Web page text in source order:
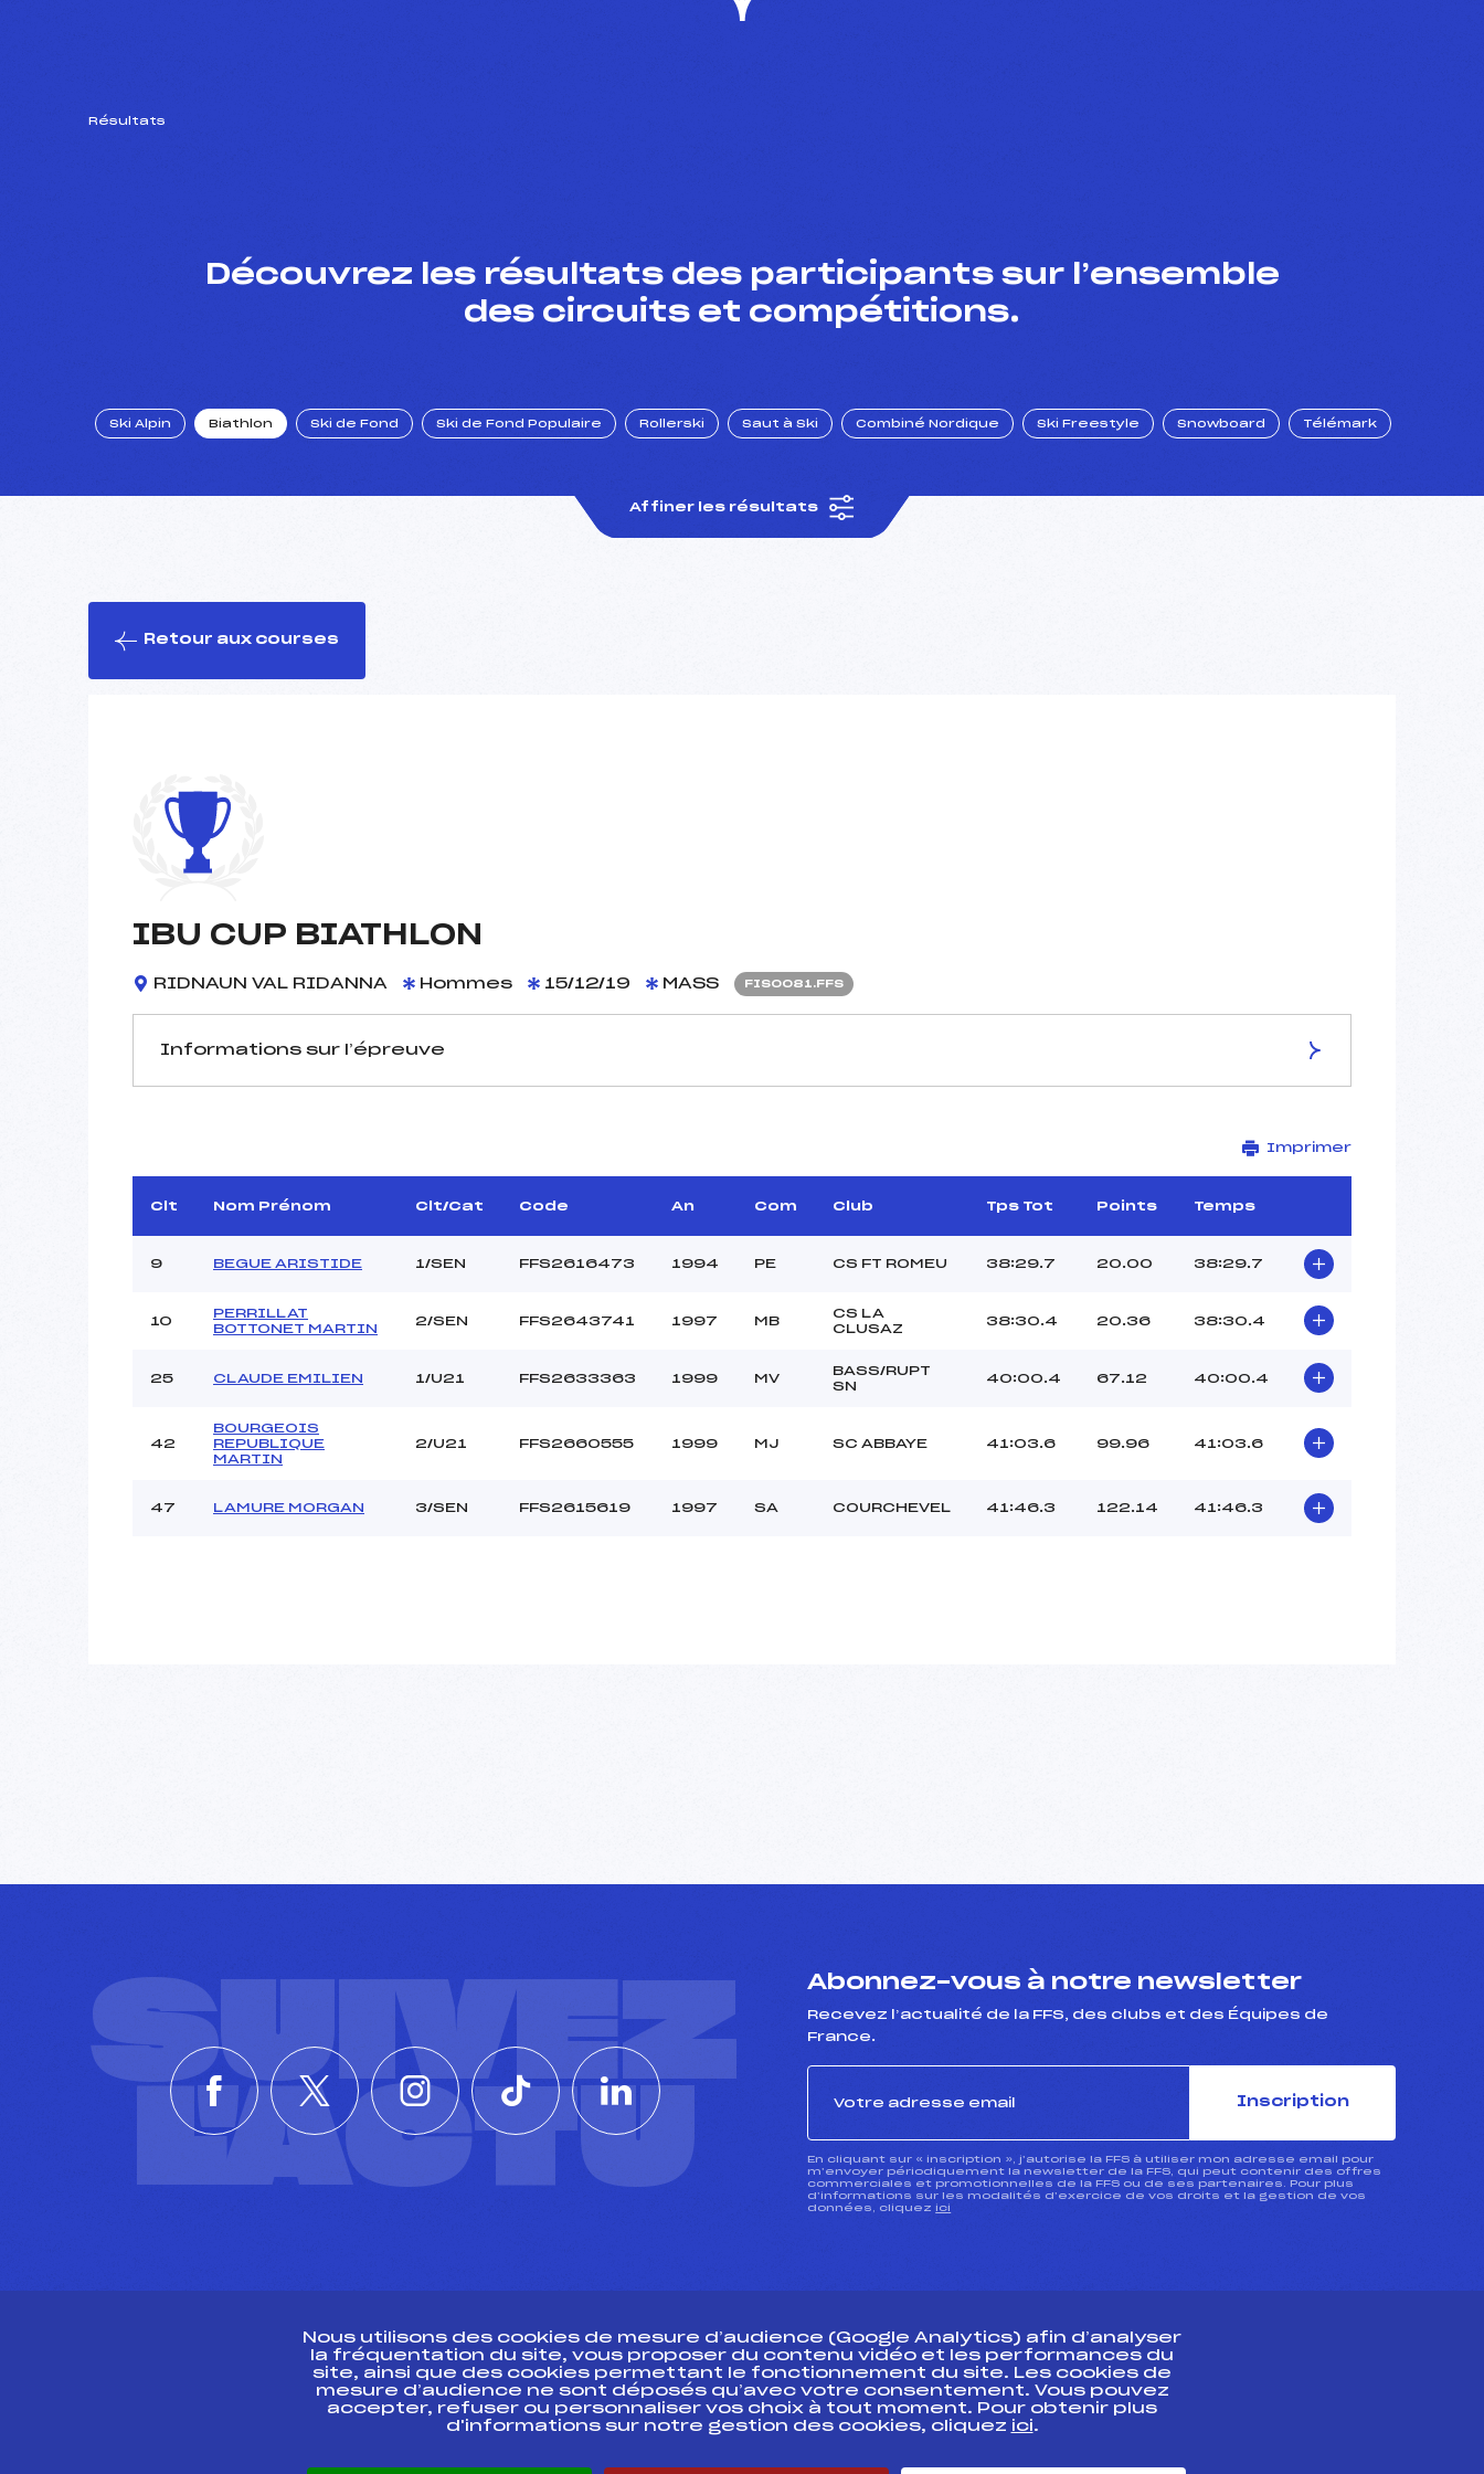
Résultats
Découvrez les résultats des participants sur l’ensemble
des circuits et compétitions.
Ski Alpin Biathlon Ski de Fond Ski de Fond Populaire Rollerski Saut à Ski Combiné Nordique Ski Freestyle Snowboard Télémark
Affiner les résultats
Retour aux courses
IBU CUP BIATHLON
RIDNAUN VAL RIDANNA Hommes 15/12/19 MASS FIS0081.FFS
Informations sur l’épreuve
D.T Adjoint :
–
Dir. Epreuve :
–
RIDNAUN VAL RIDANNA
Distance :
15 km
Point Haut :
Pénalité appliquée :
20.0000
Catégorie :
Style :
C
Imprimer
Clt Nom Prénom Clt/Cat Code An Com Club Tps Tot Points Temps
9 BEGUE ARISTIDE 1/SEN FFS2616473 1994 PE CS FT ROMEU 38:29.7 20.00 38:29.7
10
PERRILLAT
BOTTONET MARTIN
2/SEN FFS2643741 1997 MB
CS LA
CLUSAZ
38:30.4 20.36 38:30.4
25 CLAUDE EMILIEN 1/U21 FFS2633363 1999 MV
BASS/RUPT
SN
40:00.4 67.12 40:00.4
42
BOURGEOIS
REPUBLIQUE
MARTIN
2/U21 FFS2660555 1999 MJ SC ABBAYE 41:03.6 99.96 41:03.6
47 LAMURE MORGAN 3/SEN FFS2615619 1997 SA COURCHEVEL 41:46.3 122.14 41:46.3
SUIVEZ
L'ACTU
Abonnez-vous à notre newsletter
Recevez l’actualité de la FFS, des clubs et des Équipes de
France.
Inscription
En cliquant sur « inscription », j’autorise la FFS à utiliser mon adresse email pour
m’envoyer périodiquement la newsletter de la FFS, qui peut contenir des offres
commerciales et promotionnelles de la FFS ou de ses partenaires. Pour plus
d’informations sur les modalités d’exercice de vos droits et la gestion de vos
données, cliquez ici
Ressources
Pass’Neige
Projet sportif fédéral
Pôle vie de l’athlète
Enseignement professionnel
Nous utilisons des cookies de mesure d’audience (Google Analytics) afin d’analyser
la fréquentation du site, vous proposer du contenu vidéo et les performances du
site, ainsi que des cookies permettant le fonctionnement du site. Les cookies de
mesure d’audience ne sont déposés qu’avec votre consentement. Vous pouvez
accepter, refuser ou personnaliser vos choix à tout moment. Pour obtenir plus
d'informations sur notre gestion des cookies, cliquez ici.